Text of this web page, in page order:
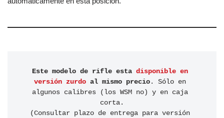
Este modelo de rifle esta disponible en
versión zurdo al mismo precio . Sólo en
algunos calibres (los WSM no) y en caja
corta.
(Consultar plazo de entrega para versión